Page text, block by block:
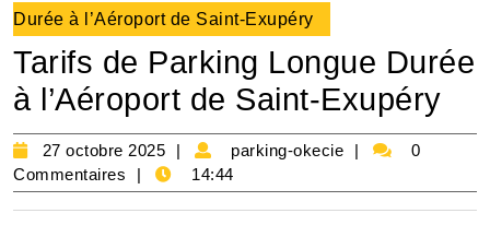
Durée à l’Aéroport de Saint-Exupéry
Tarifs de Parking Longue Durée
à l’Aéroport de Saint-Exupéry
27 octobre 2025
27
octobre
2025
parking-okecie
parking-
0
Commentaires
14:44